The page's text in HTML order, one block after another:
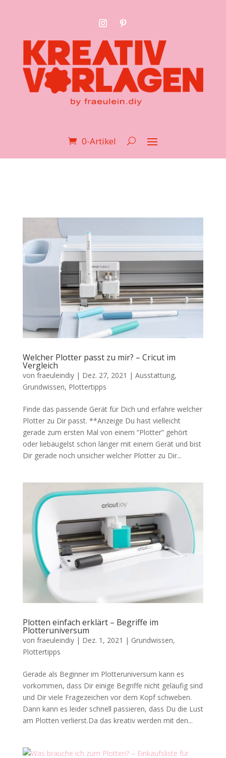
0-Artikel
Welcher Plotter passt zu mir? – Cricut im
Vergleich
von fraeuleindiy| Dez. 27, 2021 | Ausstattung,
Grundwissen, Plottertipps
Finde das passende Gerät für Dich und erfahre welcher
Plotter zu Dir passt. **Anzeige Du hast vielleicht
gerade zum ersten Mal von einem “Plotter” gehört
oder liebäugelst schon länger mit einem Gerät und bist
Dir gerade noch unsicher welcher Plotter zu Dir...
Plotten einfach erklärt – Begriffe im
Plotteruniversum
von fraeuleindiy| Dez. 1, 2021 | Grundwissen,
Plottertipps
Gerade als Beginner im Plotteruniversum kann es
vorkommen, dass Dir einige Begriffe nicht geläufig sind
und Dir viele Fragezeichen vor dem Kopf schweben.
Dann kann es leider schnell passieren, dass Du die Lust
am Plotten verlierst.Da das kreativ werden mit den...